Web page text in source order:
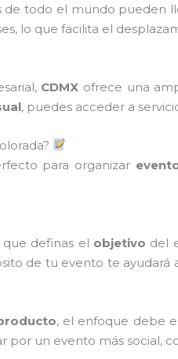
de todo el mundo
lo que facilita el
CDMX ofrece una
, puedes acceder a
para organizar
definas el objetivo del
de tu evento te ayudará
, el enfoque debe
por un evento más social,